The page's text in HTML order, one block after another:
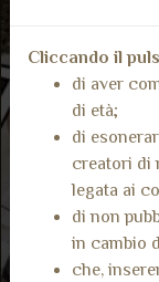
Cliccando il
di aver
di età;
di
creatori di
legata ai
di non
in cambio
che,